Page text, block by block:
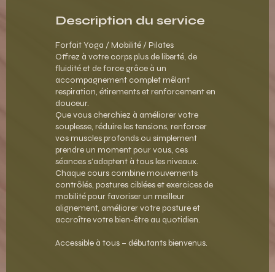
Description du service
Forfait Yoga / Mobilité / Pilates
Offrez à votre corps plus de liberté, de
fluidité et de force grâce à un
accompagnement complet mêlant
respiration, étirements et renforcement en
douceur.
Que vous cherchiez à améliorer votre
souplesse, réduire les tensions, renforcer
vos muscles profonds ou simplement
prendre un moment pour vous, ces
séances s’adaptent à tous les niveaux.
Chaque cours combine mouvements
contrôlés, postures ciblées et exercices de
mobilité pour favoriser un meilleur
alignement, améliorer votre posture et
accroître votre bien-être au quotidien.
Accessible à tous – débutants bienvenus.